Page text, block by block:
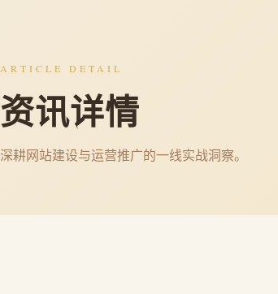
ARTICLE DETAIL
资讯详情
深耕网站建设与运营推广的一线实战洞察。